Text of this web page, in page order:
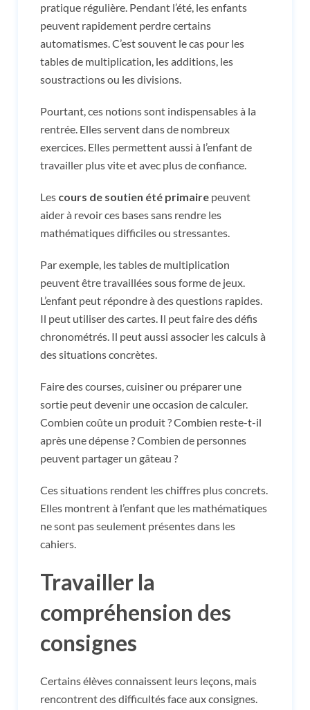
pratique régulière. Pendant l’été, les enfants
peuvent rapidement perdre certains
automatismes. C’est souvent le cas pour les
tables de multiplication, les additions, les
soustractions ou les divisions.
Pourtant, ces notions sont indispensables à la
rentrée. Elles servent dans de nombreux
exercices. Elles permettent aussi à l’enfant de
travailler plus vite et avec plus de confiance.
Les cours de soutien été primaire peuvent
aider à revoir ces bases sans rendre les
mathématiques difficiles ou stressantes.
Par exemple, les tables de multiplication
peuvent être travaillées sous forme de jeux.
L’enfant peut répondre à des questions rapides.
Il peut utiliser des cartes. Il peut faire des défis
chronométrés. Il peut aussi associer les calculs à
des situations concrètes.
Faire des courses, cuisiner ou préparer une
sortie peut devenir une occasion de calculer.
Combien coûte un produit ? Combien reste-t-il
après une dépense ? Combien de personnes
peuvent partager un gâteau ?
Ces situations rendent les chiffres plus concrets.
Elles montrent à l’enfant que les mathématiques
ne sont pas seulement présentes dans les
cahiers.
Travailler la
compréhension des
consignes
Certains élèves connaissent leurs leçons, mais
rencontrent des difficultés face aux consignes.